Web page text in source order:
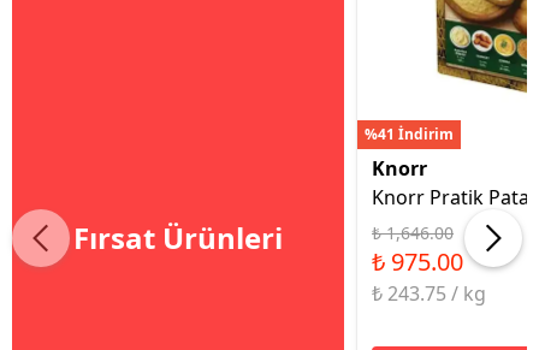
Fırsat Ürünleri
%41 İndirim
Knorr
Knorr Pratik
₺ 1,646.00
₺ 975.00
₺ 243.75 / kg